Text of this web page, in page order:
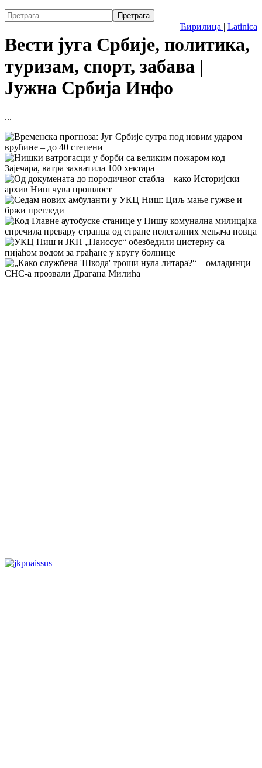
Ћирилица | Latinica
Вести југа Србије, политика,
туризам, спорт, забава |
Јужна Србија Инфо
...